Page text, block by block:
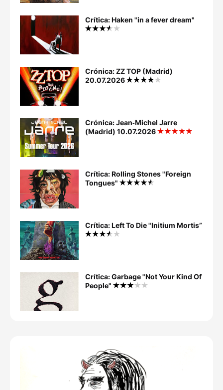
Crítica: Haken "in a fever dream"
Crónica: ZZ TOP (Madrid)
20.07.2026
Crónica: Jean‐Michel Jarre
(Madrid) 10.07.2026
Crítica: Rolling Stones "Foreign
Tongues"
Crítica: Left To Die "Initium Mortis”
Crítica: Garbage "Not Your Kind Of
People"